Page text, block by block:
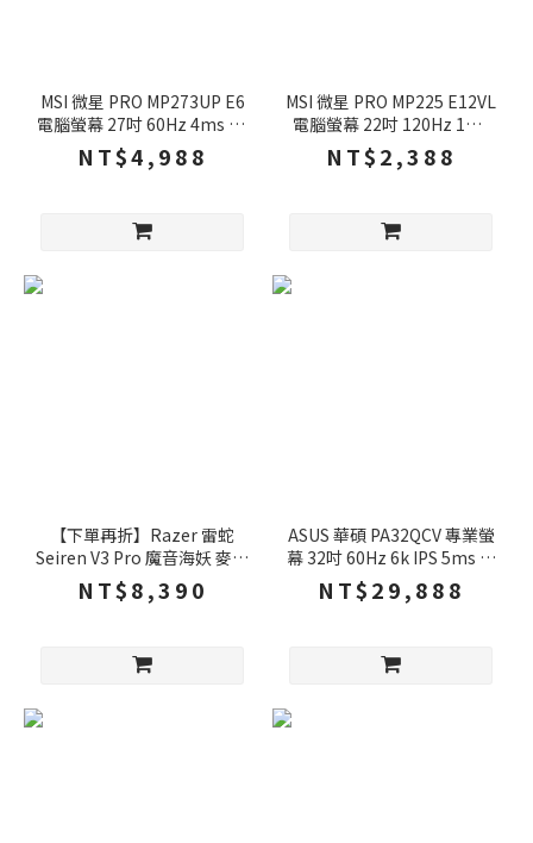
MSI 微星 PRO MP273UP E6
電腦螢幕 27吋 60Hz 4ms 4k
內建喇叭 可旋轉 護眼螢幕 顯
示器
NT$4,988
MSI 微星 PRO MP225 E12VL
電腦螢幕 22吋 120Hz 1ms
FHD 護眼螢幕 電腦顯示器 顯
示器
NT$2,388
【下單再折】Razer 雷蛇
Seiren V3 Pro 魔音海妖 麥克
風 內建進階音訊DSP 32位元
浮點 電腦麥克風 直播麥克風
NT$8,390
ASUS 華碩 PA32QCV 專業螢
幕 32吋 60Hz 6k IPS 5ms 內
建喇叭 可旋轉 電腦螢幕 護眼
螢幕
NT$29,888